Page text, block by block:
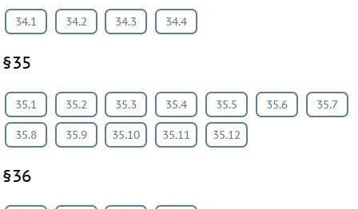
34.1 34.2 34.3 34.4
§35
35.1 35.2 35.3 35.4 35.5 35.6 35.7
35.8 35.9 35.10 35.11 35.12
§36